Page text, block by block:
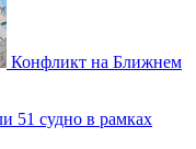
Конфликт на Ближнем
51 судно в рамках